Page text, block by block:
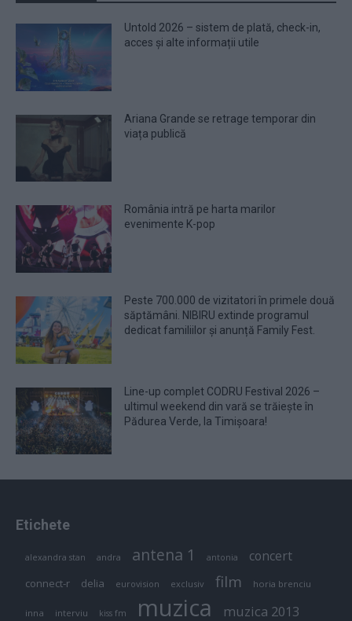
Untold 2026 – sistem de plată, check-in,
acces și alte informații utile
Ariana Grande se retrage temporar din
viața publică
România intră pe harta marilor
evenimente K-pop
Peste 700.000 de vizitatori în primele două
săptămâni. NIBIRU extinde programul
dedicat familiilor și anunță Family Fest.
Line-up complet CODRU Festival 2026 –
ultimul weekend din vară se trăiește în
Pădurea Verde, la Timișoara!
Etichete
alexandra stan andra antena 1 antonia concert
connect-r delia eurovision exclusiv film horia brenciu
inna interviu kiss fm muzica muzica 2013